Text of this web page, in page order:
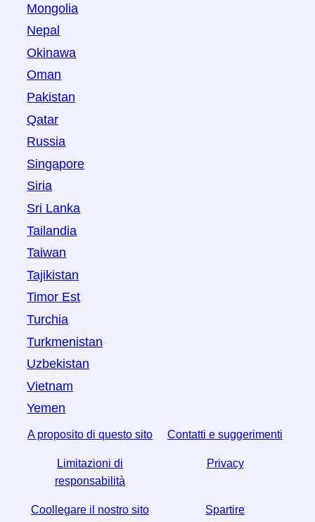
Mongolia
Nepal
Okinawa
Oman
Pakistan
Qatar
Russia
Singapore
Siria
Sri Lanka
Tailandia
Taiwan
Tajikistan
Timor Est
Turchia
Turkmenistan
Uzbekistan
Vietnam
Yemen
A proposito di questo sito Contatti e suggerimenti
Limitazioni di
responsabilità
Privacy
Coollegare il nostro sito Spartire